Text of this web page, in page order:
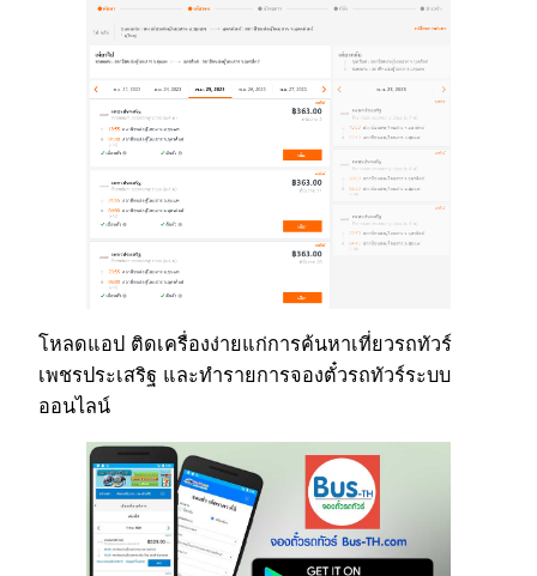
โหลดแอป ติดเครื่องง่ายแก่การค้นหาเที่ยวรถทัวร์
เพชรประเสริฐ และทำรายการจองตั๋วรถทัวร์ระบบ
ออนไลน์